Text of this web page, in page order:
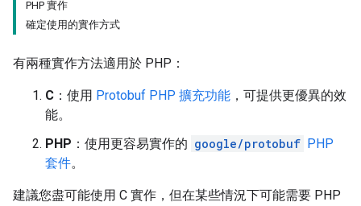
PHP 實作
確定使用的實作方式
有兩種實作方法適用於 PHP：
C ：使用 Protobuf PHP 擴充功能 ，可提供更優異的效
能。
PHP ：使用更容易實作的 google/protobuf PHP
套件。
建議您盡可能使用 C 實作，但在某些情況下可能需要 PHP